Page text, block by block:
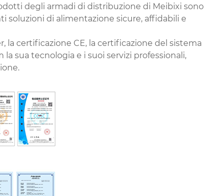
degli armadi di distribuzione di Meibixi sono
soluzioni di alimentazione sicure, affidabili e
la certificazione CE, la certificazione del sistema
sua tecnologia e i suoi servizi professionali,